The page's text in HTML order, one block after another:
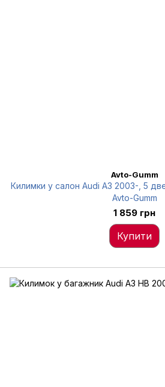
Avto-Gumm
Килимки у салон Audi A3 2003-, 5
Avto-Gumm
1 859 грн
Купити